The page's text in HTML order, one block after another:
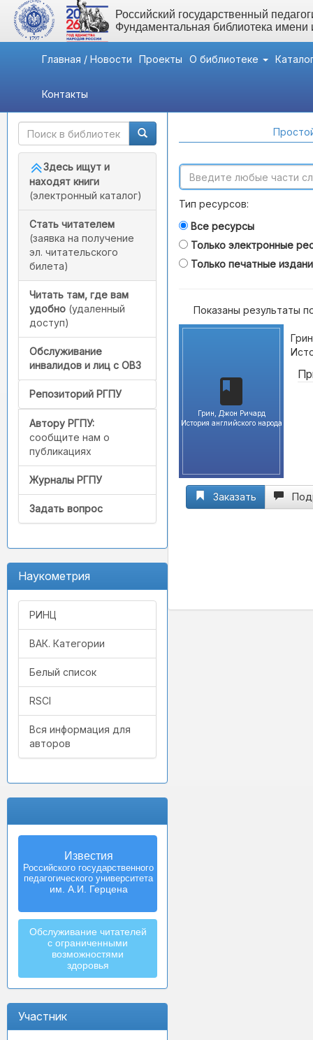
Российский государственный
Фундаментальная библиотека
Главная / Новости Проекты О библиотеке
Контакты
Быстрый доступ
Здесь ищут и
находят книги
(электронный каталог)
Стать читателем
(заявка на получение
эл. читательского
билета)
Читать там, где вам
удобно (удаленный
доступ)
Обслуживание
инвалидов и лиц с ОВЗ
Репозиторий РГПУ
Автору РГПУ:
сообщите нам о
публикациях
Журналы РГПУ
Задать вопрос
Наукометрия
РИНЦ
ВАК. Категории
Белый список
RSCI
Вся информация для
авторов
Известия
Российского государственного
педагогического университета
им. А.И. Герцена
Обслуживание читателей
с ограниченными
возможностями
здоровья
Участник
Тип ресурсов:
Все ресурсы
Только электронные
Только печатные
Показаны результаты
Грин, Джон Ричард
История английского народа
Заказать